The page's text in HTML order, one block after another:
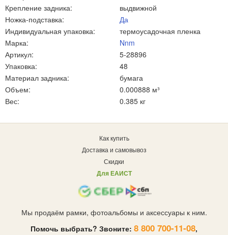
Крепление задника:
выдвижной
Ножка-подставка:
Да
Индивидуальная упаковка:
термоусадочная пленка
Марка:
Nnm
Артикул:
5-28896
Упаковка:
48
Материал задника:
бумага
Объем:
0.000888 м³
Вес:
0.385 кг
Как купить
Доставка и самовывоз
Скидки
Для ЕАИСТ
Мы продаём рамки, фотоальбомы и аксессуары к ним.
Помочь выбрать? Звоните: 8 800 700-11-08,